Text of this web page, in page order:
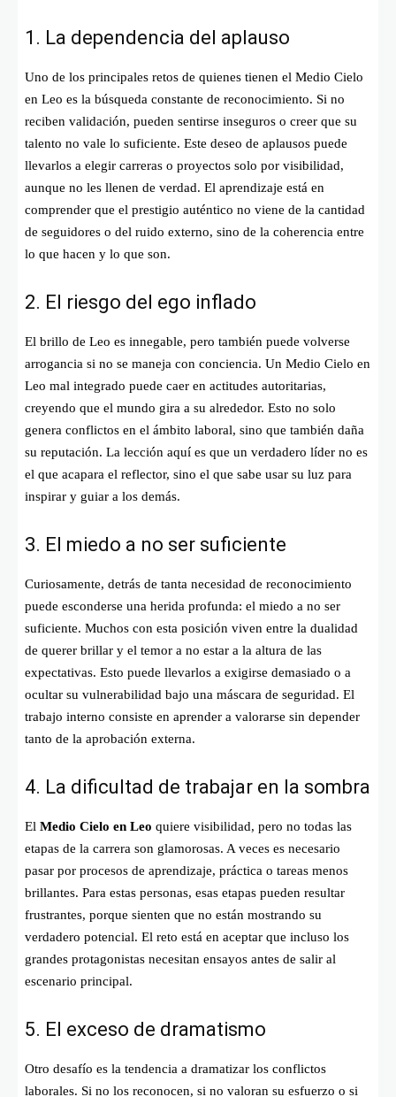
1. La dependencia del aplauso
Uno de los principales retos de quienes tienen el Medio Cielo
en Leo es la búsqueda constante de reconocimiento. Si no
reciben validación, pueden sentirse inseguros o creer que su
talento no vale lo suficiente. Este deseo de aplausos puede
llevarlos a elegir carreras o proyectos solo por visibilidad,
aunque no les llenen de verdad. El aprendizaje está en
comprender que el prestigio auténtico no viene de la cantidad
de seguidores o del ruido externo, sino de la coherencia entre
lo que hacen y lo que son.
2. El riesgo del ego inflado
El brillo de Leo es innegable, pero también puede volverse
arrogancia si no se maneja con conciencia. Un Medio Cielo en
Leo mal integrado puede caer en actitudes autoritarias,
creyendo que el mundo gira a su alrededor. Esto no solo
genera conflictos en el ámbito laboral, sino que también daña
su reputación. La lección aquí es que un verdadero líder no es
el que acapara el reflector, sino el que sabe usar su luz para
inspirar y guiar a los demás.
3. El miedo a no ser suficiente
Curiosamente, detrás de tanta necesidad de reconocimiento
puede esconderse una herida profunda: el miedo a no ser
suficiente. Muchos con esta posición viven entre la dualidad
de querer brillar y el temor a no estar a la altura de las
expectativas. Esto puede llevarlos a exigirse demasiado o a
ocultar su vulnerabilidad bajo una máscara de seguridad. El
trabajo interno consiste en aprender a valorarse sin depender
tanto de la aprobación externa.
4. La dificultad de trabajar en la sombra
El Medio Cielo en Leo quiere visibilidad, pero no todas las
etapas de la carrera son glamorosas. A veces es necesario
pasar por procesos de aprendizaje, práctica o tareas menos
brillantes. Para estas personas, esas etapas pueden resultar
frustrantes, porque sienten que no están mostrando su
verdadero potencial. El reto está en aceptar que incluso los
grandes protagonistas necesitan ensayos antes de salir al
escenario principal.
5. El exceso de dramatismo
Otro desafío es la tendencia a dramatizar los conflictos
laborales. Si no los reconocen, si no valoran su esfuerzo o si